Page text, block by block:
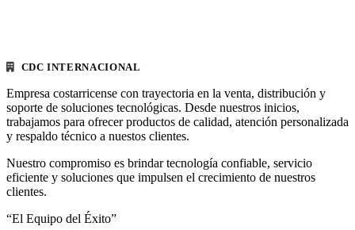
CDC INTERNACIONAL
Empresa costarricense con trayectoria en la venta, distribución y
soporte de soluciones tecnológicas. Desde nuestros inicios,
trabajamos para ofrecer productos de calidad, atención personalizada
y respaldo técnico a nuestos clientes.
Nuestro compromiso es brindar tecnología confiable, servicio
eficiente y soluciones que impulsen el crecimiento de nuestros
clientes.
“El Equipo del Éxito”